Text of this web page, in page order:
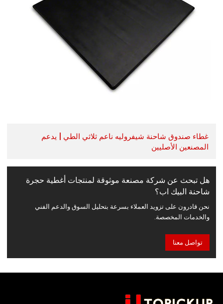
غطاء صندوق شاحنة شيفروليه ناعم ثلاثي الطي | يدعم
المصنعين الأصليين
هل تبحث عن شركة مصنعة موثوقة لمنتجات أغطية حجرة
شاحنة البيك اب؟
نحن قادرون على تزويد العملاء بسرعة بتحليل السوق والدعم الفني
والخدمات المخصصة.
تواصل معنا